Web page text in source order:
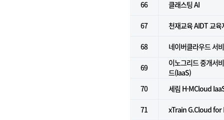
66 클래스팅 AI
67 천재교육 AIDT 교육
68 네이버클라우드 서
69
이노그리드 중개서
드(IaaS)
70
세림 H-MCloud
71 xTrain G.Cloud for